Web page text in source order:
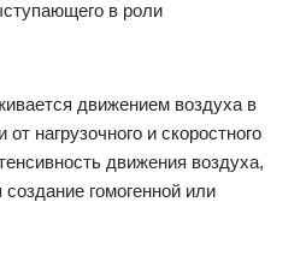
в роли
движением воздуха в
нагрузочного и скоростного
движения воздуха,
гомогенной или